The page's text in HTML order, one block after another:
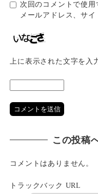
次回のコメントで使用
メールアドレス、サイ
上に表示された文字を入
この投稿
コメントはありません。
トラックバック URL